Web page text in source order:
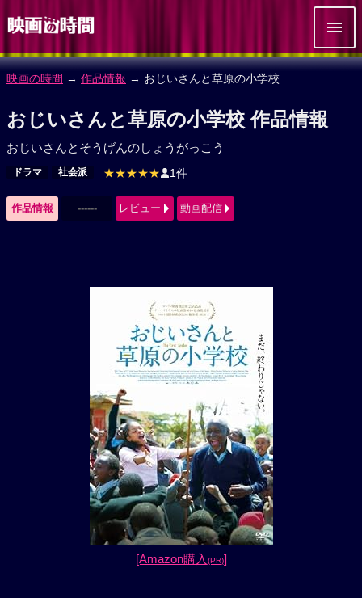
映画の時間 → 作品情報 → おじいさんと草原の小学校
おじいさんと草原の小学校 作品情報
おじいさんとそうげんのしょうがっこう
ドラマ 社会派 ★★★★★ 1件
作品情報 ------ レビュー 動画配信
[Amazon購入 (PR)]